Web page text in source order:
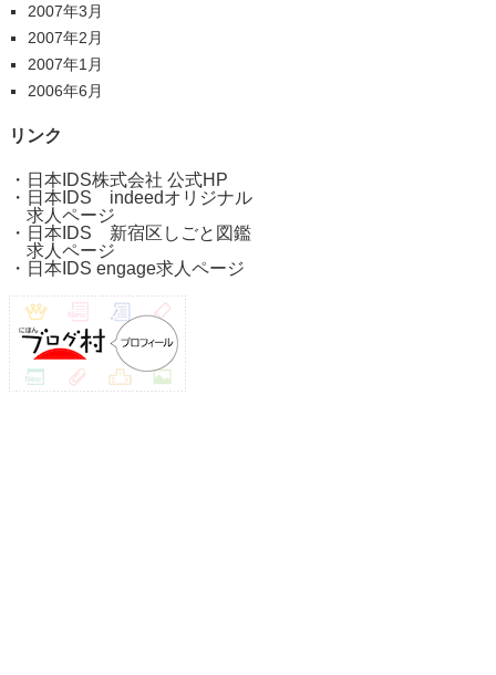
2007年3月
2007年2月
2007年1月
2006年6月
リンク
・ 日本IDS株式会社 公式HP
・ 日本IDS indeedオリジナル
求人ページ
・ 日本IDS 新宿区しごと図鑑
求人ページ
・ 日本IDS engage求人ページ